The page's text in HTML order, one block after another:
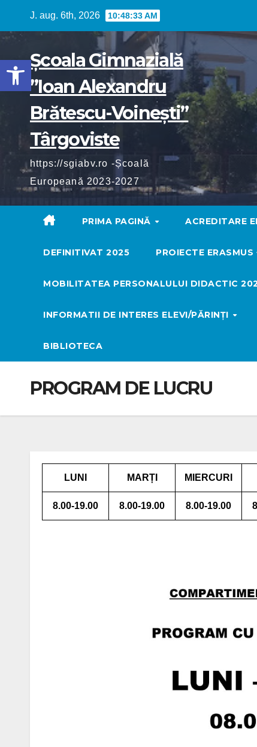
Deschide bara de unelte
J. aug. 6th, 2026 10:48:34 AM
Școala Gimnazială
”Ioan Alexandru
Brătescu-Voinești”
Târgoviste
https://sgiabv.ro -Școală
Europeană 2023-2027
PRIMA PAGINĂ ACREDITARE
DEFINITIVAT 2025 PROIECTE ERASMUS
MOBILITATEA PERSONALULUI DIDACTIC
INFORMATII DE INTERES ELEVI/PĂRINȚI
BIBLIOTECA
PROGRAM DE LUCRU
LUNI MARȚI MIERCURI
8.00-19.00 8.00-19.00 8.00-19.00